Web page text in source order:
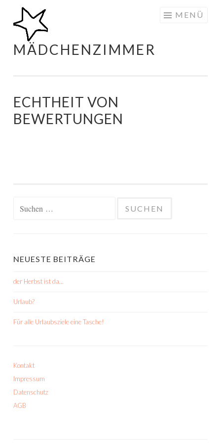
Zum
Inhalt
springen
MÄDCHENZIMMER
MENÜ
ECHTHEIT VON
BEWERTUNGEN
NEUESTE BEITRÄGE
der Herbst ist da…
Urlaub?
Für alle Urlaubsziele eine Tasche!
Kontakt
Impressum
Datenschutz
AGB